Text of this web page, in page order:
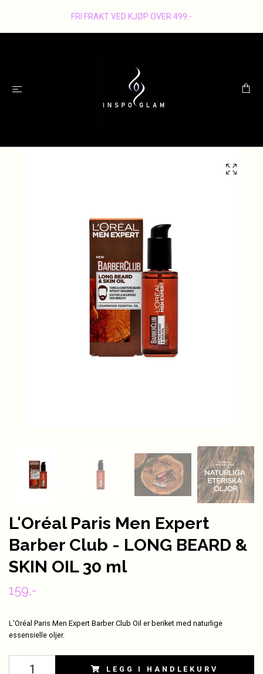
FRI FRAKT VED KJØP OVER 499.-
L'Oréal Paris Men Expert
Barber Club - LONG BEARD &
SKIN OIL 30 ml
159,-
L'Oréal Paris Men Expert Barber Club Oil er beriket med naturlige
essensielle oljer.
LEGG I HANDLEKURV